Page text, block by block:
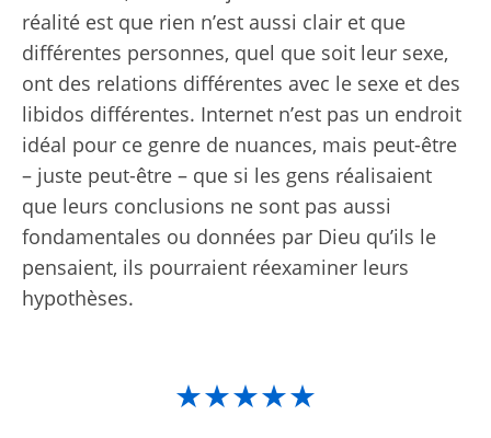
réalité est que rien n’est aussi clair et que
différentes personnes, quel que soit leur sexe,
ont des relations différentes avec le sexe et des
libidos différentes. Internet n’est pas un endroit
idéal pour ce genre de nuances, mais peut-être
– juste peut-être – que si les gens réalisaient
que leurs conclusions ne sont pas aussi
fondamentales ou données par Dieu qu’ils le
pensaient, ils pourraient réexaminer leurs
hypothèses.
★★★★★